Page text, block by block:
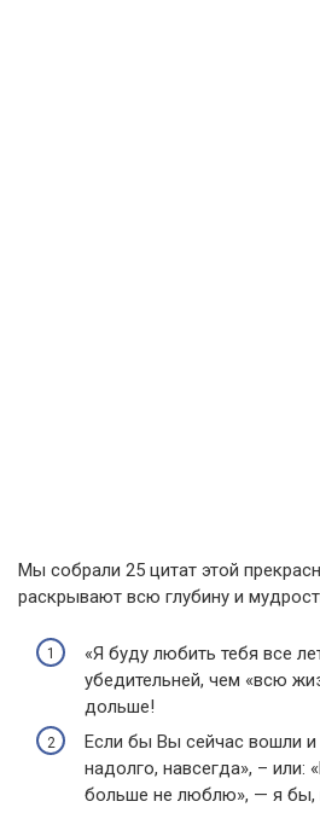
Мы собрали 25 цитат этой
раскрывают всю глубину и
«Я буду любить тебя все
убедительней, чем «всю
дольше!
Если бы Вы сейчас вошли
надолго, навсегда», – или:
больше не люблю», — я бы,